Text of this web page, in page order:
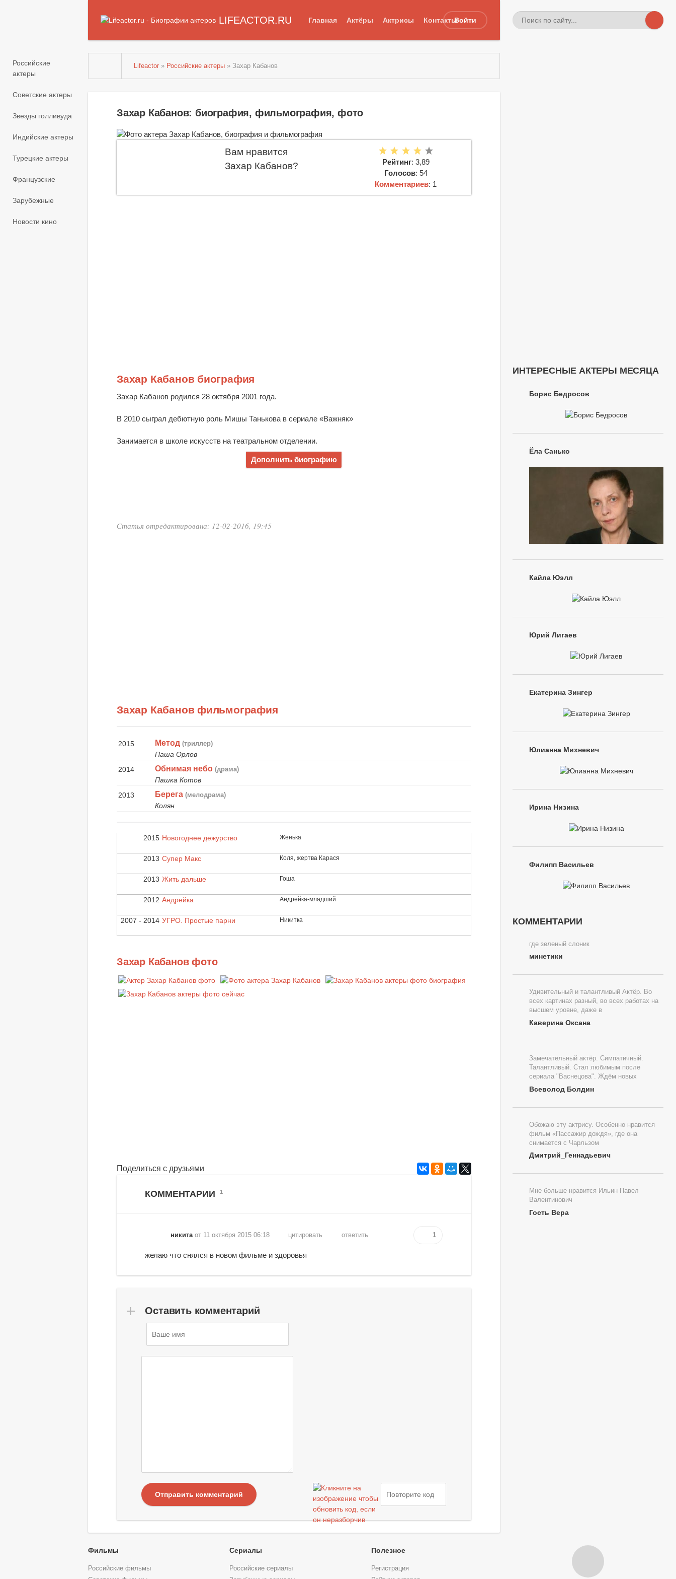
LIFEACTOR.RU Главная Актёры Актрисы КонтактыВойти
Российские
актеры
Советские актеры
Звезды голливуда
Индийские актеры
Турецкие актеры
Французские
Зарубежные
Новости кино
Lifeactor » Российские актеры » Захар Кабанов
Захар Кабанов: биография, фильмография, фото
Вам нравится
Захар Кабанов?
Рейтинг: 3,89
Голосов: 54
Комментариев: 1
Захар Кабанов биография
Захар Кабанов родился 28 октября 2001 года.
В 2010 сыграл дебютную роль Мишы Танькова в сериале «Важняк»
Занимается в школе искусств на театральном отделении.
Дополнить биографию
Статья отредактирована: 12-02-2016, 19:45
Захар Кабанов фильмография
2015 Метод (триллер)
Паша Орлов
2014
Обнимая небо (драма)
Пашка Котов
2013
Берега (мелодрама)
Колян
2015 Новогоднее дежурство Женька
2013 Супер Макс Коля, жертва Карася
2013 Жить дальше Гоша
2012 Андрейка Андрейка-младший
2007 - 2014 УГРО. Простые парни Никитка
Захар Кабанов фото
Поделиться с друзьями
КОММЕНТАРИИ 1
никита от 11 октября 2015 06:18 1
цитировать ответить
желаю что снялся в новом фильме и здоровья
Оставить комментарий
Отправить комментарий
ИНТЕРЕСНЫЕ АКТЕРЫ МЕСЯЦА
Борис Бедросов
Ёла Санько
Кайла Юэлл
Юрий Лигаев
Екатерина Зингер
Юлианна Михневич
Ирина Низина
Филипп Васильев
КОММЕНТАРИИ
где зеленый слоник
минетики
Удивительный и талантливый Актёр. Во
всех картинах разный, во всех работах на
высшем уровне, даже в
Каверина Оксана
Замечательный актёр. Симпатичный.
Талантливый. Стал любимым после
сериала "Васнецова". Ждём новых
Всеволод Болдин
Обожаю эту актрису. Особенно нравится
фильм «Пассажир дождя», где она
снимается с Чарльзом
Дмитрий_Геннадьевич
Мне больше нравится Ильин Павел
Валентинович
Гость Вера
Фильмы
Российские фильмы
Сериалы
Российские сериалы
Полезное
Регистрация